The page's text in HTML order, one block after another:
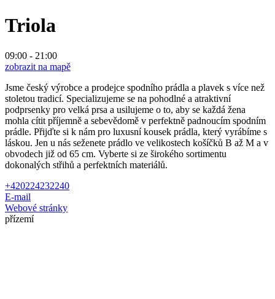
Triola
09:00 - 21:00
zobrazit na mapě
Jsme český výrobce a prodejce spodního prádla a plavek s více než
stoletou tradicí. Specializujeme se na pohodlné a atraktivní
podprsenky pro velká prsa a usilujeme o to, aby se každá žena
mohla cítit příjemně a sebevědomě v perfektně padnoucím spodním
prádle. Přijďte si k nám pro luxusní kousek prádla, který vyrábíme s
láskou. Jen u nás seženete prádlo ve velikostech košíčků B až M a v
obvodech již od 65 cm. Vyberte si ze širokého sortimentu
dokonalých střihů a perfektních materiálů.
+420224232240
E-mail
Webové stránky
přízemí